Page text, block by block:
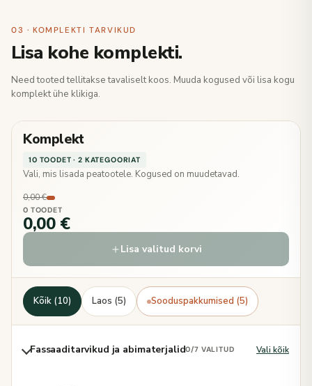
03 · KOMPLEKTI TARVIKUD
Lisa kohe komplekti.
Need tooted tellitakse tavaliselt koos. Muuda kogused või lisa kogu
komplekt ühe klikiga.
Komplekt
10 TOODET · 2 KATEGOORIAT
Vali, mis lisada peatootele. Kogused on muudetavad.
0,00 €
0 TOODET
0,00 €
Lisa valitud korvi
Kõik (10) Laos (5) Sooduspakkumised (5)
Fassaaditarvikud ja abimaterjalid0/7 VALITUD Vali kõik